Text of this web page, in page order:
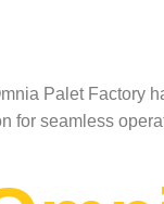
Palet Factory
seamless